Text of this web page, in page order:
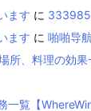
ます に 333985
ます に 啪啪导
所、料理の効
一覧【